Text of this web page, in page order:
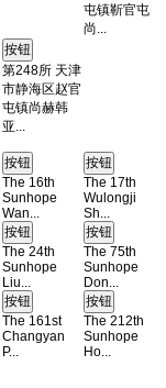
屯镇靳官屯
尚...
第248所 天津
市静海区赵官
屯镇尚赫韩
亚...
The 16th
Sunhope
Wan...
The 17th
Wulongji
Sh...
The 24th
Sunhope
Liu...
The 75th
Sunhope
Don...
The 161st
Changyan
P...
The 212th
Sunhope
Ho...